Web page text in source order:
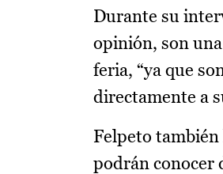
Durante su
opinión, son
feria, “ya que
directamente a
Felpeto también
podrán conocer